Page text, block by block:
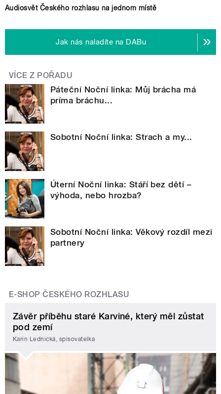
Audiosvět Českého rozhlasu na jednom místě
Jak nás naladíte na DABu
VÍCE Z POŘADU
Páteční Noční linka: Můj brácha má
príma bráchu...
Sobotní Noční linka: Strach a my...
Úterní Noční linka: Stáří bez dětí –
výhoda, nebo hrozba?
Sobotní Noční linka: Věkový rozdíl mezi
partnery
E-SHOP ČESKÉHO ROZHLASU
Závěr příběhu staré Karviné, který měl zůstat
pod zemí
Karin Lednická, spisovatelka